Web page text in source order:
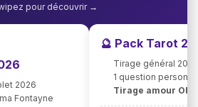
pour découvrir →
2026
Fontayne
🔮 Pack Tarot
Tirage général 2026
1 question
Tirage amour